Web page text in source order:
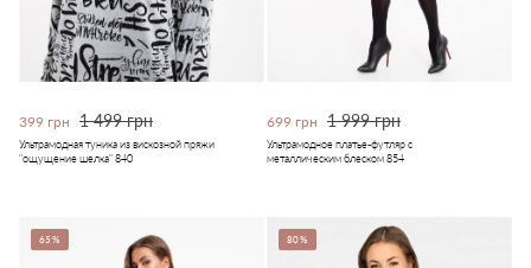
399 грн 1 499 грн
Ультрамодная туника из вискозной пряжи
"ощущение шелка" 840
699 грн 1 999 грн
Ультрамодное платье-футляр с
металлическим блеском 854
65% 80%